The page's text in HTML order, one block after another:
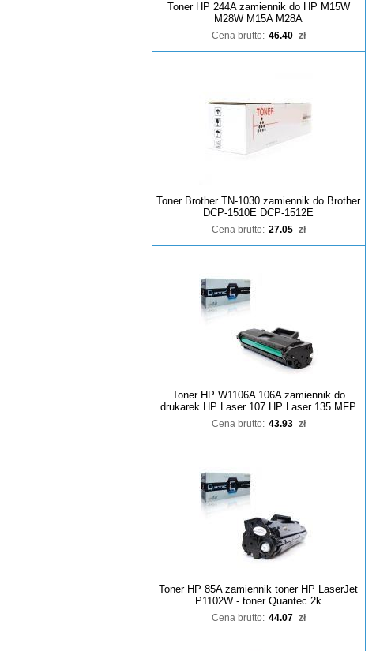
Toner HP 244A zamiennik do HP M15W
M28W M15A M28A
Cena brutto: 46.40 zł
Toner Brother TN-1030 zamiennik do Brother
DCP-1510E DCP-1512E
Cena brutto: 27.05 zł
Toner HP W1106A 106A zamiennik do
drukarek HP Laser 107 HP Laser 135 MFP
Cena brutto: 43.93 zł
Toner HP 85A zamiennik toner HP LaserJet
P1102W - toner Quantec 2k
Cena brutto: 44.07 zł